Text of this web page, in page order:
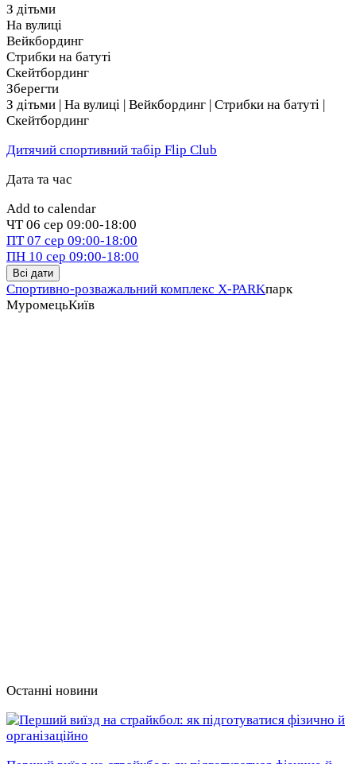
З дітьми
На вулиці
Вейкбординг
Стрибки на батуті
Скейтбординг
Зберегти
З дітьми | На вулиці | Вейкбординг | Стрибки на батуті |
Скейтбординг
Дитячий спортивний табір Flip Club
Дата та час
Add to calendar
ЧТ 06 сер 09:00-18:00
ПТ 07 сер 09:00-18:00
ПН 10 сер 09:00-18:00
Всі дати
Спортивно-розважальний комплекс X-PARKпарк
МуромецьКиїв
Останні новини